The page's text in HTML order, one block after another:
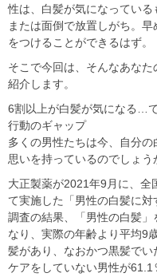
性は、白髪が気になっている
または面倒で放置しがち。
をつけることができるはず。
そこで今回は、そんなあな
紹介します。
6割以上が白髪が気になる…
行動のギャップ
多くの男性たちは今、自分
思いを持っているのでしょう
大正製薬が2021年9月に、全
て実施した「男性の白髪に
調査の結果、「男性の白髪
なり、実際の年齢より平均9
髪があり、なおかつ黒髪で
ケアをしていない男性が